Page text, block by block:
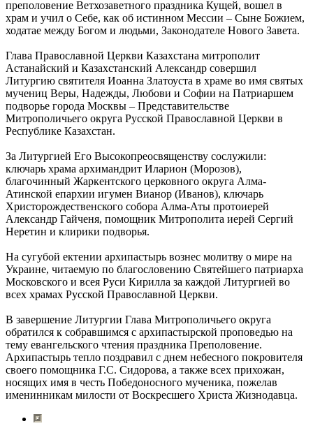
преполовение Ветхозаветного праздника Кущей, вошел в
храм и учил о Себе, как об истинном Мессии – Сыне Божием,
ходатае между Богом и людьми, Законодателе Нового Завета.
Глава Православной Церкви Казахстана митрополит
Астанайский и Казахстанский Александр совершил
Литургию святителя Иоанна Златоуста в храме во имя святых
мучениц Веры, Надежды, Любови и Софии на Патриаршем
подворье города Москвы – Представительстве
Митрополичьего округа Русской Православной Церкви в
Республике Казахстан.
За Литургией Его Высокопреосвященству сослужили:
ключарь храма архимандрит Иларион (Морозов),
благочинный Жаркентского церковного округа Алма-
Атинской епархии игумен Вианор (Иванов), ключарь
Христорождественского собора Алма-Аты протоиерей
Александр Гайченя, помощник Митрополита иерей Сергий
Неретин и клирики подворья.
На сугубой ектении архипастырь вознес молитву о мире на
Украине, читаемую по благословению Святейшего патриарха
Московского и всея Руси Кирилла за каждой Литургией во
всех храмах Русской Православной Церкви.
В завершение Литургии Глава Митрополичьего округа
обратился к собравшимся с архипастырской проповедью на
тему евангельского чтения праздника Преполовение.
Архипастырь тепло поздравил с днем небесного покровителя
своего помощника Г.С. Сидорова, а также всех прихожан,
носящих имя в честь Победоносного мученика, пожелав
именинникам милости от Воскресшего Христа Жизнодавца.